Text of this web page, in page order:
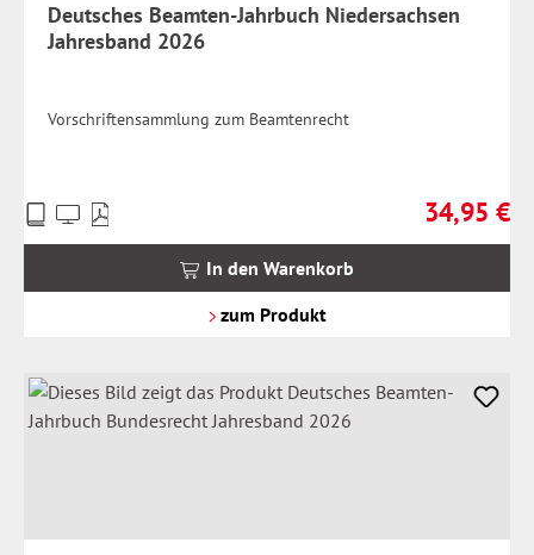
Deutsches Beamten-Jahrbuch Niedersachsen
Jahresband 2026
Vorschriftensammlung zum Beamtenrecht
Regulärer
34,95 €
Preise
inkl.
In den Warenkorb
zum Produkt